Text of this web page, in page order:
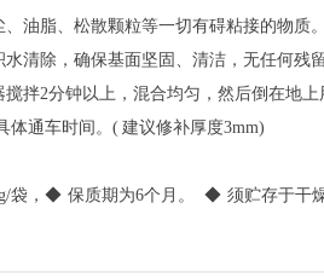
油脂、松散颗粒等一切有碍粘接的物质
清除，确保基面坚固、清洁，无任何残留
拌2分钟以上，混合均匀，然后倒在地上
通车时间。( 建议修补厚度3mm)
袋，◆ 保质期为6个月。 ◆ 须贮存于干燥